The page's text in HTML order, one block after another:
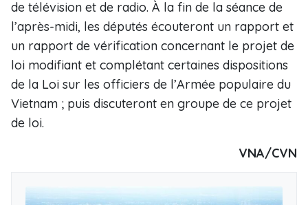
de télévision et de radio. À la fin de la séance de
l’après-midi, les députés écouteront un rapport et
un rapport de vérification concernant le projet de
loi modifiant et complétant certaines dispositions
de la Loi sur les officiers de l’Armée populaire du
Vietnam ; puis discuteront en groupe de ce projet
de loi.
VNA/CVN